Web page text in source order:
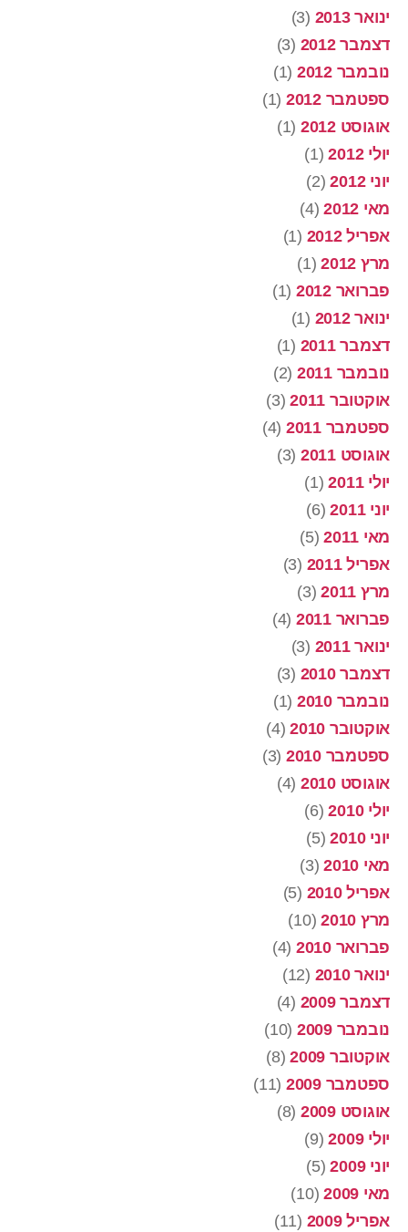
ינואר 2013
(3)
דצמבר 2012
(3)
נובמבר 2012
(1)
ספטמבר 2012
(1)
אוגוסט 2012
(1)
יולי 2012
(1)
יוני 2012
(2)
מאי 2012
(4)
אפריל 2012
(1)
מרץ 2012
(1)
פברואר 2012
(1)
ינואר 2012
(1)
דצמבר 2011
(1)
נובמבר 2011
(2)
אוקטובר 2011
(3)
ספטמבר 2011
(4)
אוגוסט 2011
(3)
יולי 2011
(1)
יוני 2011
(6)
מאי 2011
(5)
אפריל 2011
(3)
מרץ 2011
(3)
פברואר 2011
(4)
ינואר 2011
(3)
דצמבר 2010
(3)
נובמבר 2010
(1)
אוקטובר 2010
(4)
ספטמבר 2010
(3)
אוגוסט 2010
(4)
יולי 2010
(6)
יוני 2010
(5)
מאי 2010
(3)
אפריל 2010
(5)
מרץ 2010
(10)
פברואר 2010
(4)
ינואר 2010
(12)
דצמבר 2009
(4)
נובמבר 2009
(10)
אוקטובר 2009
(8)
ספטמבר 2009
(11)
אוגוסט 2009
(8)
יולי 2009
(9)
יוני 2009
(5)
מאי 2009
(10)
אפריל 2009
(11)